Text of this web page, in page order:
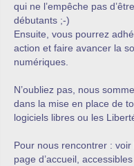
qui ne l’empêche pas
débutants ;-)
Ensuite, vous pourrez
action et faire avancer la
numériques.
N’oubliez pas, nous
dans la mise en place de
logiciels libres ou les
Pour nous rencontrer :
page d’accueil,